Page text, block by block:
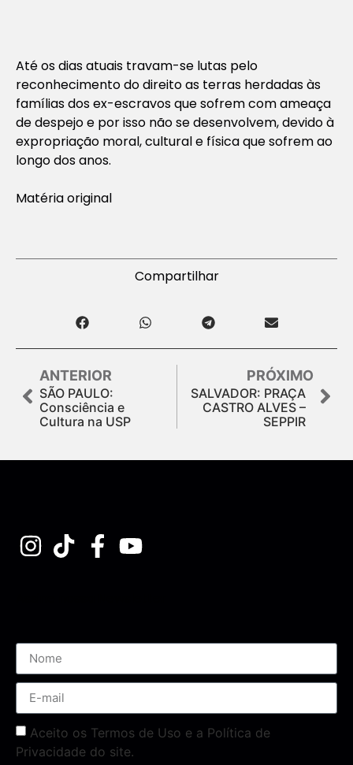
Até os dias atuais travam-se lutas pelo
reconhecimento do direito as terras herdadas às
famílias dos ex-escravos que sofrem com ameaça
de despejo e por isso não se desenvolvem, devido à
expropriação moral, cultural e física que sofrem ao
longo dos anos.
Matéria original
Compartilhar
ANTERIOR
SÃO PAULO:
Consciência e
Cultura na USP
PRÓXIMO
SALVADOR: PRAÇA
CASTRO ALVES –
SEPPIR
Aceito os Termos de Uso e a Política de
Privacidade do site.